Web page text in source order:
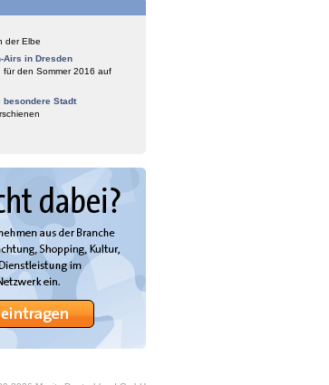
der Elbe
Airs in Dresden
für den Sommer 2016 auf
Stadt